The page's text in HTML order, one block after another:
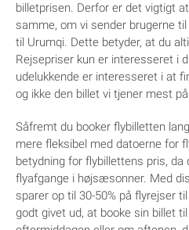
billetprisen. Derfor er det vigtigt
samme, om vi sender brugerne
til Urumqi. Dette betyder, at du
Rejsepriser kun er interesseret i
udelukkende er interesseret i at
og ikke den billet vi tjener mest
Såfremt du booker flybilletten
mere fleksibel med datoerne for
betydning for flybillettens pris,
flyafgange i højsæsonner. Med
sparer op til 30-50% på flyrejser
godt givet ud, at booke sin billet